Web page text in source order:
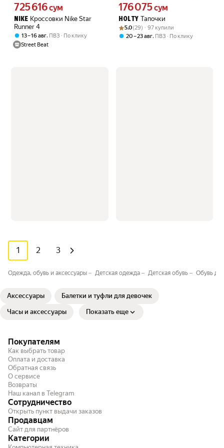
NIKE Кроссовки Nike Star
Runner 4
Цена 725616 сум вместо
725 616сум
13 – 16 авг, ПВЗ
По клику
Street Beat
HOLTY Тапочки
Цена 176075 сум вместо
176 075сум
Рейтинг товара: 5.0 из 5
Оценок: (29) · 97 купили
5.0(29) · 97 купили
20 – 23 авг, ПВЗ По клику
1 2 3
Одежда, обувь и аксессуары Детская одежда Детская обувь Обувь
Аксессуары Балетки и туфли для девочек
Часы и аксессуары Показать еще
Покупателям
Как выбрать товар
Оплата и доставка
Обратная связь
О сервисе
Возвраты
Наш канал в Telegram
Сотрудничество
Открыть пункт выдачи заказов
Продавцам
Сайт для партнёров
Категории